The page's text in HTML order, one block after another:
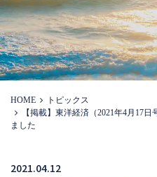
HOME
トピックス
【掲載】東洋経済（2021年4月17
ました
2021.04.12